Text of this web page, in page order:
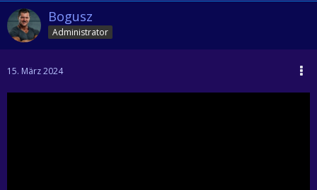
Bogusz
Administrator
15. März 2024